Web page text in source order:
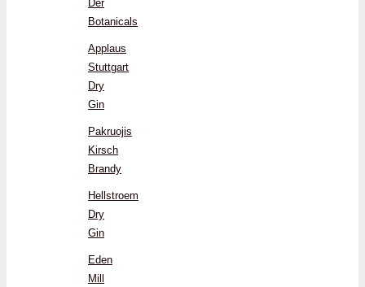
Der
Botanicals
Applaus
Stuttgart
Dry
Gin
Pakruojis
Kirsch
Brandy
Hellstroem
Dry
Gin
Eden
Mill